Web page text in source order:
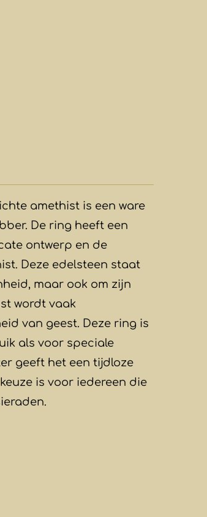
amethist is een ware
De ring heeft een
ontwerp en de
Deze edelsteen staat
maar ook om zijn
wordt vaak
van geest. Deze ring is
als voor speciale
geeft het een tijdloze
is voor iedereen die